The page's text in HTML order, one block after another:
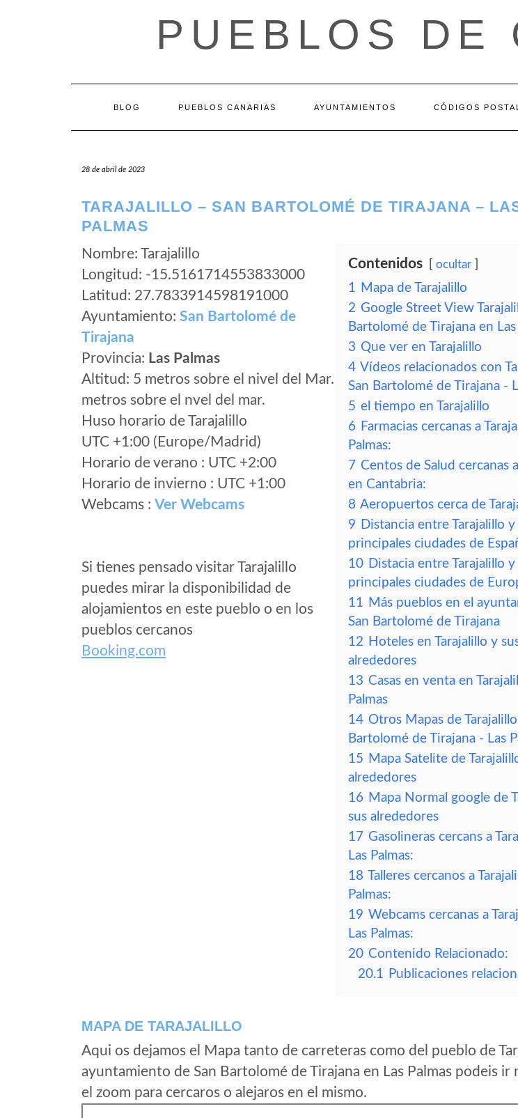
PUEBLOS DE
BLOG PUEBLOS CANARIAS AYUNTAMIENTOS CÓDIGOS
28 de abril de 2023
TARAJALILLO – SAN BARTOLOMÉ DE TIRAJANA –
PALMAS
Nombre: Tarajalillo
Longitud: -15.5161714553833000
Latitud: 27.7833914598191000
Ayuntamiento: San Bartolomé de
Tirajana
Provincia: Las Palmas
Altitud: 5 metros sobre el nivel del Mar.
metros sobre el nvel del mar.
Huso horario de Tarajalillo
UTC +1:00 (Europe/Madrid)
Horario de verano : UTC +2:00
Horario de invierno : UTC +1:00
Webcams : Ver Webcams
Si tienes pensado visitar Tarajalillo
puedes mirar la disponibilidad de
alojamientos en este pueblo o en los
pueblos cercanos
Booking.com
Contenidos ocultar
1 Mapa de Tarajalillo
2 Google Street View
Bartolomé de Tirajana en Las
3 Que ver en Tarajalillo
4 Vídeos relacionados con
San Bartolomé de Tirajana -
5 el tiempo en Tarajalillo
6 Farmacias cercanas a
Palmas:
7 Centos de Salud cercanas
en Cantabria:
8 Aeropuertos cerca de
9 Distancia entre Tarajalillo y
principales ciudades de
10 Distacia entre Tarajalillo y
principales ciudades de
11 Más pueblos en el
San Bartolomé de Tirajana
12 Hoteles en Tarajalillo y
alrededores
13 Casas en venta en
Palmas
14 Otros Mapas de
Bartolomé de Tirajana - Las
15 Mapa Satelite de
alrededores
16 Mapa Normal google de
sus alrededores
17 Gasolineras cercans a
Las Palmas:
18 Talleres cercanos a
Palmas:
19 Webcams cercanas a
Las Palmas:
20 Contenido Relacionado:
20.1 Publicaciones
MAPA DE TARAJALILLO
Aqui os dejamos el Mapa tanto de carreteras como del pueblo de
ayuntamiento de San Bartolomé de Tirajana en Las Palmas podeis ir
el zoom para cercaros o alejaros en el mismo.